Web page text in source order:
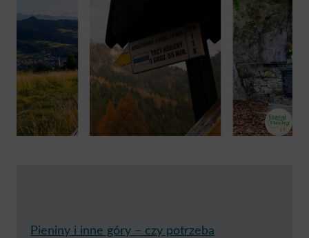
Pieniny i inne góry – czy potrzeba